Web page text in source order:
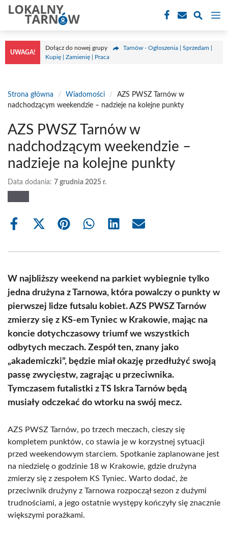
Przejdź
treści
UWAGA!
Dołącz do nowej grupy
Tarnów - Ogłoszenia | Sprzedam |
Kupię | Zamienię | Praca
Strona główna / Wiadomości /
AZS PWSZ Tarnów w
nadchodzącym weekendzie – nadzieje na kolejne punkty
AZS PWSZ Tarnów w
nadchodzącym weekendzie –
nadzieje na kolejne punkty
Data dodania: 7 grudnia 2025 r.
Share
Share
(Twitter)
Share Share Share Share
W najbliższy weekend na parkiet wybiegnie tylko
jedna drużyna z Tarnowa, która powalczy o punkty w
pierwszej lidze futsalu kobiet. AZS PWSZ Tarnów
zmierzy się z KS-em Tyniec w Krakowie, mając na
koncie dotychczasowy triumf we wszystkich
odbytych meczach. Zespół ten, znany jako
„akademiczki”, będzie miał okazję przedłużyć swoją
passę zwycięstw, zagrając u przeciwnika.
Tymczasem futalistki z TS Iskra Tarnów będą
musiały odczekać do wtorku na swój mecz.
AZS PWSZ Tarnów, po trzech meczach, cieszy się
kompletem punktów, co stawia je w korzystnej sytuacji
przed weekendowym starciem. Spotkanie zaplanowane jest
na niedzielę o godzinie 18 w Krakowie, gdzie drużyna
zmierzy się z zespołem KS Tyniec. Warto dodać, że
przeciwnik drużyny z Tarnowa rozpoczął sezon z dużymi
trudnościami, a jego ostatnie występy kończyły się znacznie
większymi porażkami.